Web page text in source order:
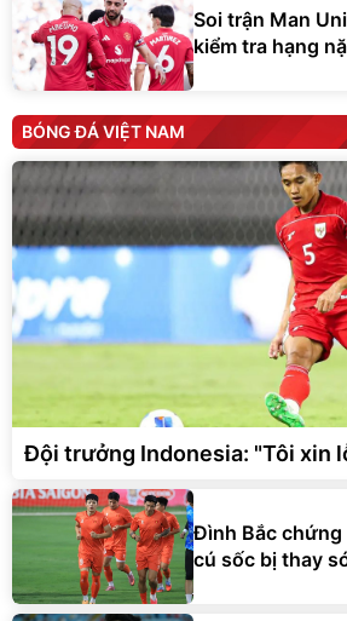
Soi trận Man
kiểm tra hạng
BÓNG ĐÁ VIỆT NAM
Đội trưởng Indonesia: "Tôi xin
Đình Bắc chứng
cú sốc bị thay